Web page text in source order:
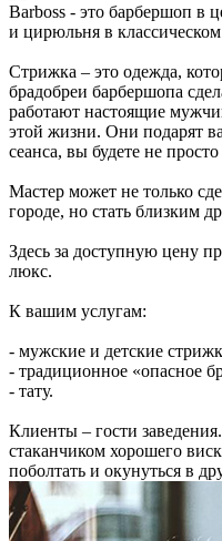
Barboss - это барбершоп в
и цирюльня в
Стрижка – это одежда,
брадобреи барбершопа
работают настоящие
этой жизни. Они подарят
сеанса, вы будете не
Мастер может не только
городе, но стать близким
Здесь за доступную цену
люкс.
К вашим услугам:
- мужские и детские
- традиционное «опасное
- тату.
Клиенты – гости
стаканчиком хорошего
поболтать и окунуться в